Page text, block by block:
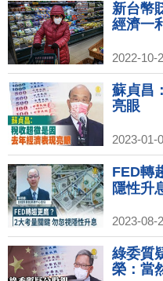
新台幣
經濟一
2022-10-
蘇貞昌
亮眼
2023-01-
FED轉
隱性升
2023-08-
綠委質
榮：當